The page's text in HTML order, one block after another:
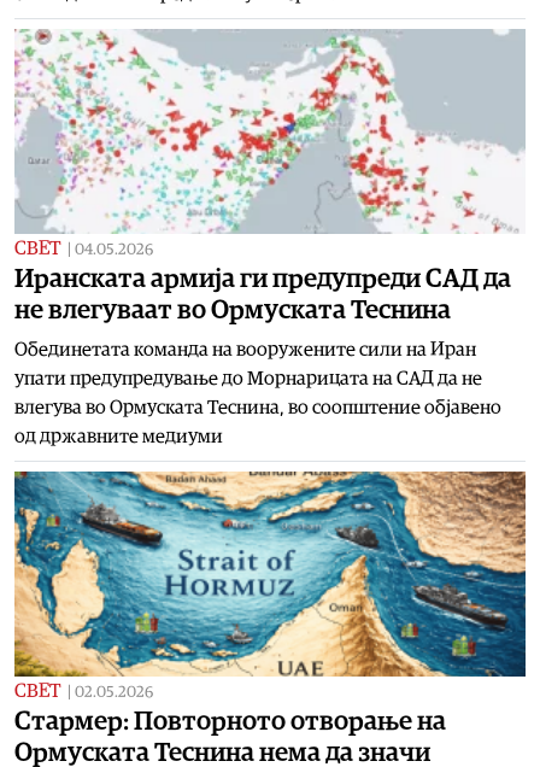
СВЕТ 04.05.2026
Иранската армија ги предупреди САД да
не влегуваат во Ормуската Теснина
Обединетата команда на вооружените сили на Иран
упати предупредување до Морнарицата на САД да не
влегува во Ормуската Теснина, во соопштение објавено
од државните медиуми
СВЕТ 02.05.2026
Стармер: Повторното отворање на
Ормуската Теснина нема да значи